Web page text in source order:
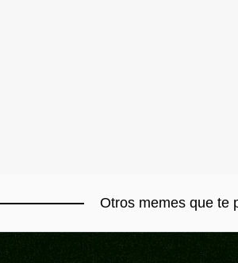
Otros memes que te